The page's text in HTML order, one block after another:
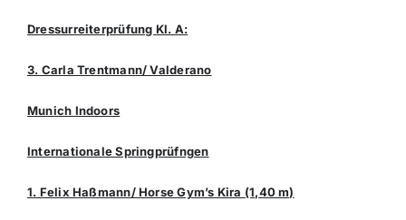
Dressurreiterprüfung Kl. A:
3. Carla Trentmann/ Valderano
Munich Indoors
Internationale Springprüfngen
1. Felix Haßmann/ Horse Gym’s Kira (1,40 m)